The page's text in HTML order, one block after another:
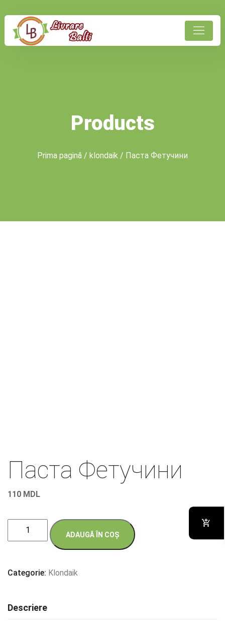
Products
Prima pagină / klondaik / Паста Фетучини
Паста Фетучини
110 MDL
Cantitate
Паста
ADAUGĂ ÎN COȘ
Categorie: Klondaik
Descriere